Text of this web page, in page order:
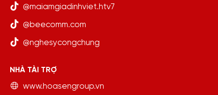
@maiamgiadinhviet.htv7
@beecomm.com
@nghesycongchung
NHÀ TÀI TRỢ
www.hoasengroup.vn